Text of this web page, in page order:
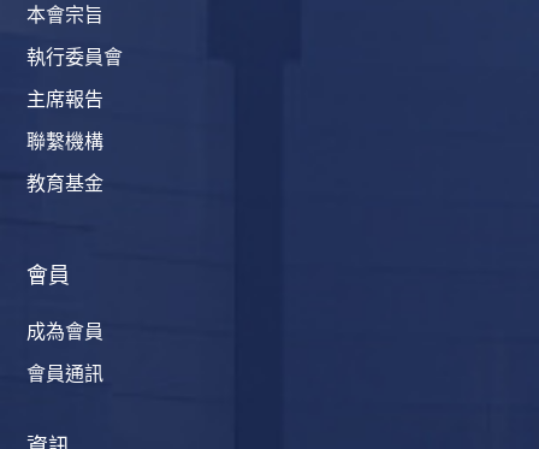
本會宗旨
執行委員會
主席報告
聯繫機構
教育基金
會員
成為會員
會員通訊